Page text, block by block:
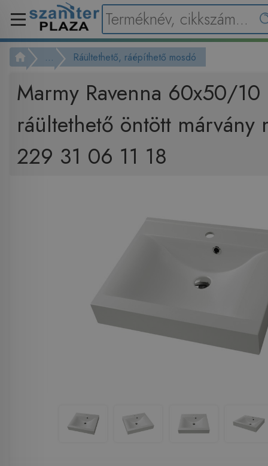
... Ráültethető, ráépíthető mosdó
Marmy Ravenna 60x50/10
ráültethető öntött márvány
229 31 06 11 18